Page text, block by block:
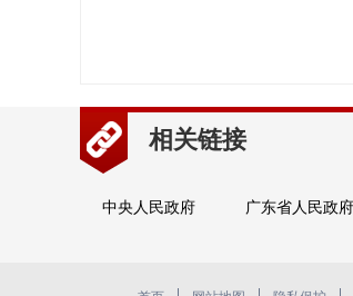
相关链接
中央人民政府 广东省人民政府